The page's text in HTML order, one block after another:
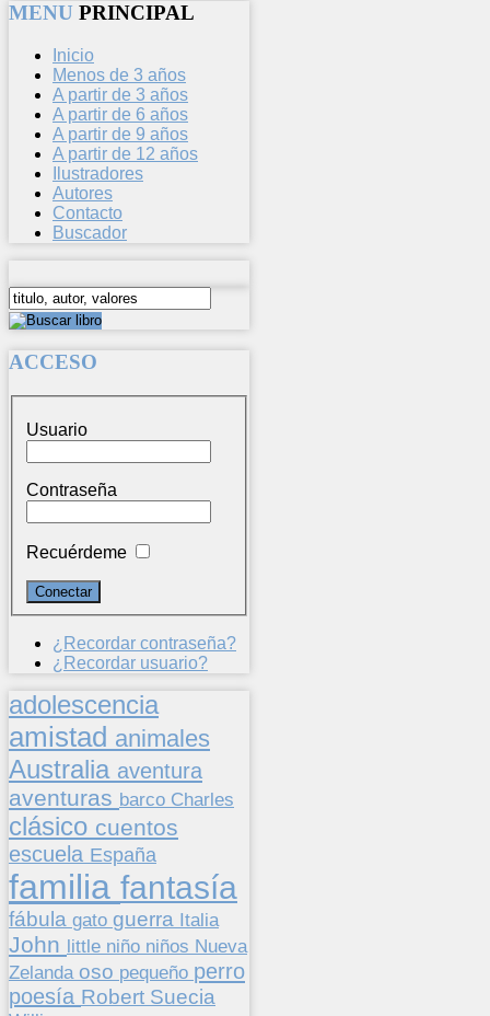
MENU PRINCIPAL
Inicio
Menos de 3 años
A partir de 3 años
A partir de 6 años
A partir de 9 años
A partir de 12 años
Ilustradores
Autores
Contacto
Buscador
ACCESO
Usuario
Contraseña
Recuérdeme
¿Recordar contraseña?
¿Recordar usuario?
adolescencia
amistad animales
Australia aventura
aventuras barco Charles
clásico cuentos
escuela España
familia fantasía
fábula gato guerra Italia
John little niño niños Nueva
Zelanda oso pequeño perro
poesía Robert Suecia